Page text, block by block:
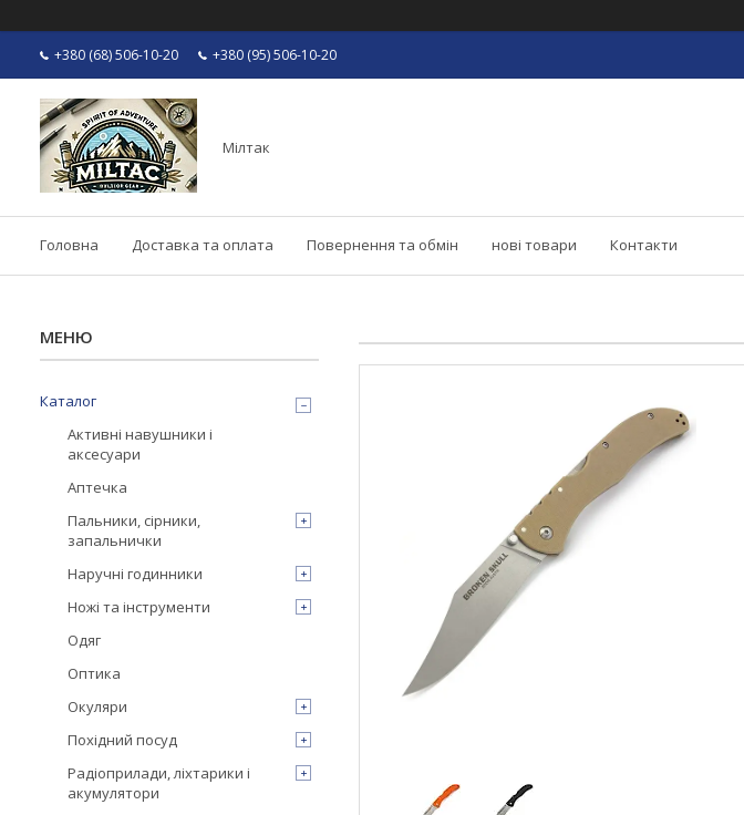
+380 (68) 506-10-20 +380 (95) 506-10-20
Мілтак
Головна Доставка та оплата Повернення та обмін нові товари Контакти
Каталог
Активні навушники і
аксесуари
Аптечка
Пальники, сірники,
запальнички
Наручні годинники
Ножі та інструменти
Одяг
Оптика
Окуляри
Похідний посуд
Радіоприлади, ліхтарики і
акумулятори